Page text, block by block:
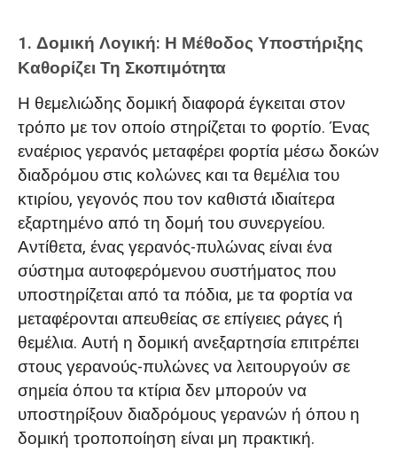
1. Δομική Λογική: Η Μέθοδος Υποστήριξης
Καθορίζει Τη Σκοπιμότητα
Η θεμελιώδης δομική διαφορά έγκειται στον
τρόπο με τον οποίο στηρίζεται το φορτίο. Ένας
εναέριος γερανός μεταφέρει φορτία μέσω δοκών
διαδρόμου στις κολώνες και τα θεμέλια του
κτιρίου, γεγονός που τον καθιστά ιδιαίτερα
εξαρτημένο από τη δομή του συνεργείου.
Αντίθετα, ένας γερανός-πυλώνας είναι ένα
σύστημα αυτοφερόμενου συστήματος που
υποστηρίζεται από τα πόδια, με τα φορτία να
μεταφέρονται απευθείας σε επίγειες ράγες ή
θεμέλια. Αυτή η δομική ανεξαρτησία επιτρέπει
στους γερανούς-πυλώνες να λειτουργούν σε
σημεία όπου τα κτίρια δεν μπορούν να
υποστηρίξουν διαδρόμους γερανών ή όπου η
δομική τροποποίηση είναι μη πρακτική.